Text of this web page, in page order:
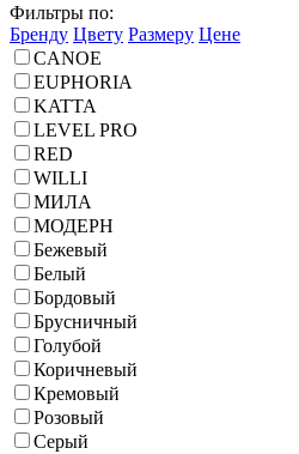
Фильтры по:
Бренду Цвету Размеру Цене
CANOE
EUPHORIA
KATTA
LEVEL PRO
RED
WILLI
МИЛА
МОДЕРН
Бежевый
Белый
Бордовый
Брусничный
Голубой
Коричневый
Кремовый
Розовый
Серый